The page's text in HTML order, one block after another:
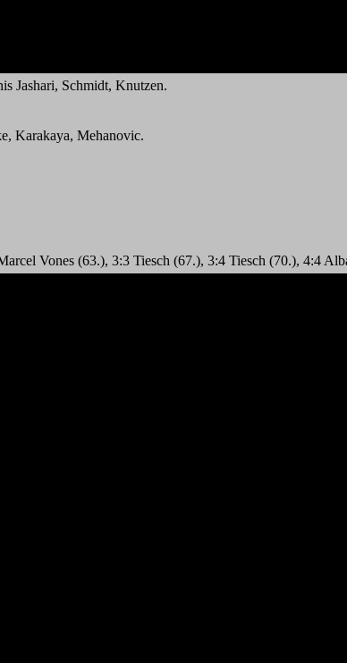
Jashari, Schmidt, Knutzen.
Karakaya, Mehanovic.
Vones (63.), 3:3 Tiesch (67.), 3:4 Tiesch (70.), 4:4